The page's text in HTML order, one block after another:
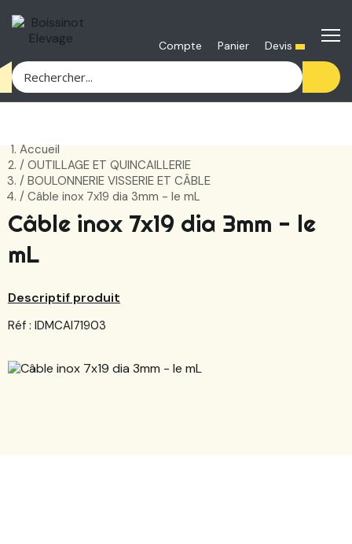
Compte Panier Devis
Accueil
OUTILLAGE ET QUINCAILLERIE
BOULONNERIE VISSERIE ET CÂBLE
Câble inox 7x19 dia 3mm - le mL
Câble inox 7x19 dia 3mm - le
mL
Descriptif produit
Réf : IDMCAI71903